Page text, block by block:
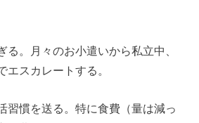
。月々のお小遣いから私立中、
エスカレートする。
慣を送る。特に食費（量は減っ